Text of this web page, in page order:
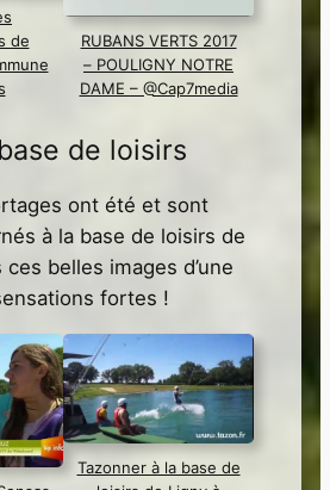
de
RUBANS VERTS 2017
– POULIGNY NOTRE
DAME – @Cap7media
de loisirs
ont été et sont
à la base de loisirs de
belles images d’une
fortes !
Tazonner à la base de